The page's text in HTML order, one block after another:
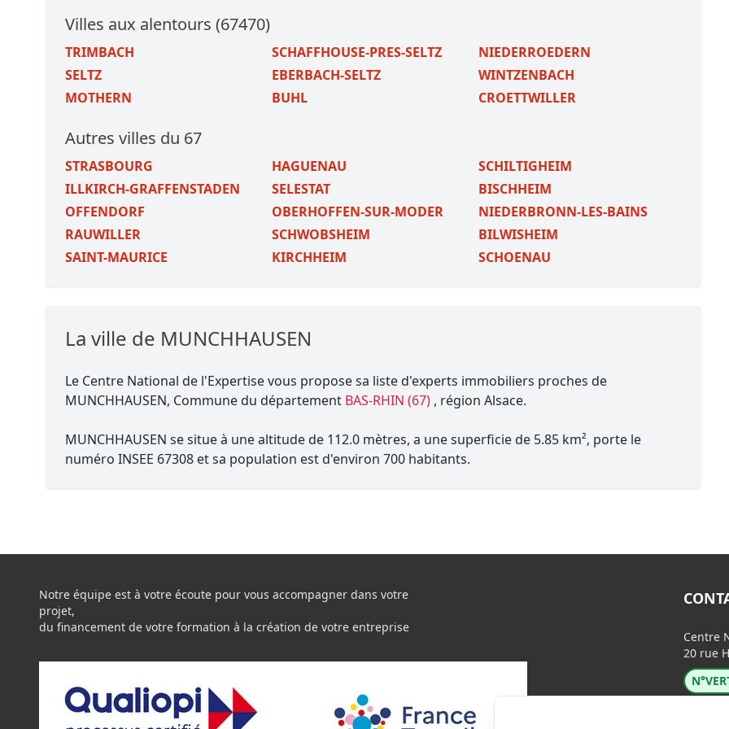
Villes aux alentours (67470)
TRIMBACH SCHAFFHOUSE-PRES-SELTZ
NIEDERROEDERN
SELTZ
EBERBACH-SELTZ
WINTZENBACH
MOTHERN
BUHL CROETTWILLER
Autres villes du 67
STRASBOURG HAGUENAU
SCHILTIGHEIM
ILLKIRCH-GRAFFENSTADEN
SELESTAT
BISCHHEIM
OFFENDORF
OBERHOFFEN-SUR-MODER
NIEDERBRONN-LES-BAINS
RAUWILLER
SCHWOBSHEIM
BILWISHEIM
SAINT-MAURICE
KIRCHHEIM SCHOENAU
La ville de MUNCHHAUSEN
Le Centre National de l'Expertise vous propose sa liste d'experts immobiliers proches de
MUNCHHAUSEN, Commune du département BAS-RHIN (67) , région Alsace.
MUNCHHAUSEN se situe à une altitude de 112.0 mètres, a une superficie de 5.85 km², porte le
numéro INSEE 67308 et sa population est d'environ 700 habitants.
Notre équipe est à votre écoute pour vous accompagner dans votre
projet,
du financement de votre formation à la création de votre entreprise
Centre
20 rue